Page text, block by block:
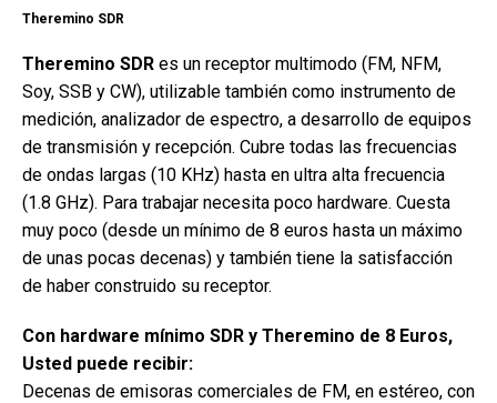
Theremino SDR
Theremino SDR es un receptor multimodo (FM, NFM,
Soy, SSB y CW), utilizable también como instrumento de
medición, analizador de espectro, a desarrollo de equipos
de transmisión y recepción. Cubre todas las frecuencias
de ondas largas (10 KHz) hasta en ultra alta frecuencia
(1.8 GHz). Para trabajar necesita poco hardware. Cuesta
muy poco (desde un mínimo de 8 euros hasta un máximo
de unas pocas decenas) y también tiene la satisfacción
de haber construido su receptor.
Con hardware mínimo SDR y Theremino de 8 Euros,
Usted puede recibir:
Decenas de emisoras comerciales de FM, en estéreo, con